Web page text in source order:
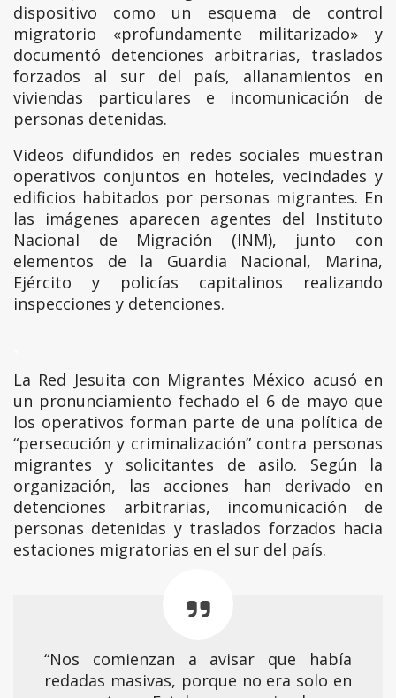
dispositivo como un esquema de control
migratorio «profundamente militarizado» y
documentó detenciones arbitrarias, traslados
forzados al sur del país, allanamientos en
viviendas particulares e incomunicación de
personas detenidas.
Videos difundidos en redes sociales muestran
operativos conjuntos en hoteles, vecindades y
edificios habitados por personas migrantes. En
las imágenes aparecen agentes del Instituto
Nacional de Migración (INM), junto con
elementos de la Guardia Nacional, Marina,
Ejército y policías capitalinos realizando
inspecciones y detenciones.
La Red Jesuita con Migrantes México acusó en
un pronunciamiento fechado el 6 de mayo que
los operativos forman parte de una política de
“persecución y criminalización” contra personas
migrantes y solicitantes de asilo. Según la
organización, las acciones han derivado en
detenciones arbitrarias, incomunicación de
personas detenidas y traslados forzados hacia
estaciones migratorias en el sur del país.
“Nos comienzan a avisar que había
redadas masivas, porque no era solo en